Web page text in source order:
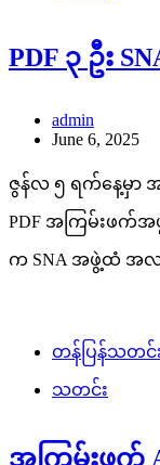
PDF ၃ ဦး
admin
June 6, 2025
ဇွန်လ ၅ ရက်နေ့မှ
PDF အကြမ်းဖက်အ
က SNA အဖွဲ့ထံ အ
တန်ပြန်သတင်
သတင်း
အကြမ်းဖက်